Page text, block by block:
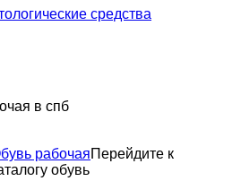
средства
рабочаяПерейдите к
обувь